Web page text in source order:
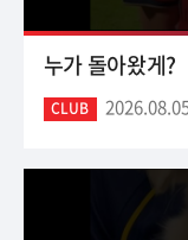
누가 돌아왔게?
CLUB